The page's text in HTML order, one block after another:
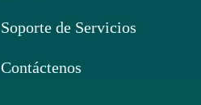
Soporte de Servicios
Contáctenos